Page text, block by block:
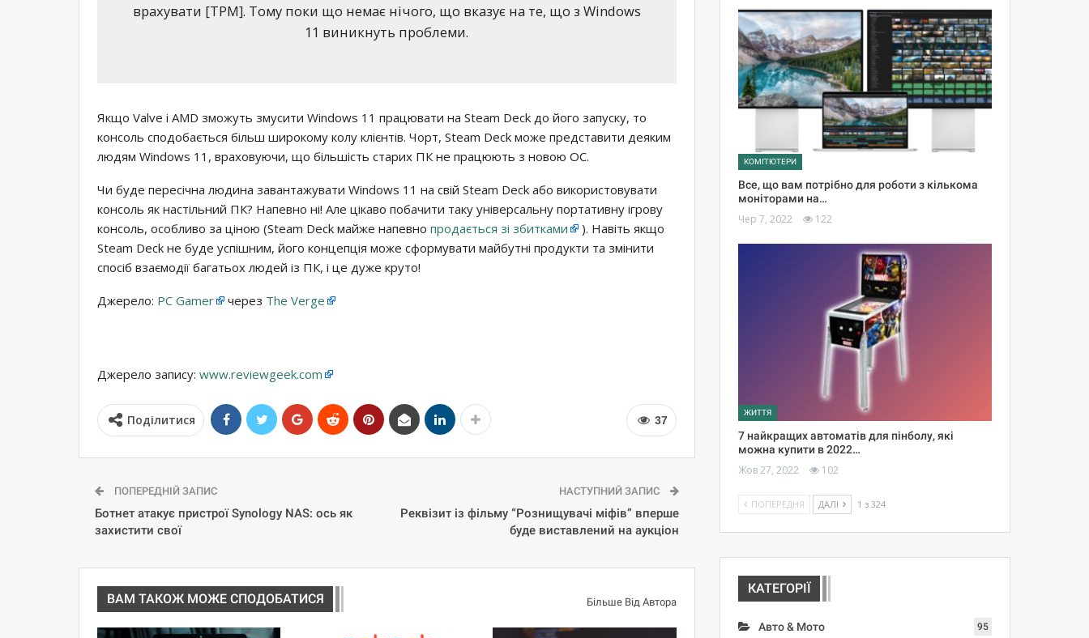
врахувати [TPM]. Тому поки що немає нічого, що вказує на те, що з Windows
11 виникнуть проблеми.
Якщо Valve і AMD зможуть змусити Windows 11 працювати на Steam Deck до його запуску, то
консоль сподобається більш широкому колу клієнтів. Чорт, Steam Deck може представити деяким
людям Windows 11, враховуючи, що більшість старих ПК не працюють з новою ОС.
Чи буде пересічна людина завантажувати Windows 11 на свій Steam Deck або використовувати
консоль як настільний ПК? Напевно ні! Але цікаво побачити таку універсальну портативну ігрову
консоль, особливо за ціною (Steam Deck майже напевно продається зі збитками
). Навіть якщо
Steam Deck не буде успішним, його концепція може сформувати майбутні продукти та змінити
спосіб взаємодії багатьох людей із ПК, і це дуже круто!
Джерело: PC Gamer через The Verge
Джерело запису: www.reviewgeek.com
37
Поділитися
ПОПЕРЕДНІЙ ЗАПИС
Ботнет атакує пристрої Synology NAS: ось як
захистити свої
НАСТУПНИЙ ЗАПИС
Реквізит із фільму “Рознищувачі міфів” вперше
буде виставлений на аукціон
ВАМ ТАКОЖ МОЖЕ СПОДОБАТИСЯ Більше Від Автора
КОМП'ЮТЕРИ
Все, що вам потрібно для роботи з кількома
моніторами на…
Чер 7, 2022 122
ЖИТТЯ
7 найкращих автоматів для пінболу, які
можна купити в 2022…
Жов 27, 2022 102
ПОПЕРЕДНЯ ДАЛІ 1 з 324
КАТЕГОРІЇ
Авто & Мото 95